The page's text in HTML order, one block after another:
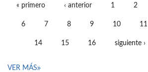
« primero ‹ anterior 1 2
6 7 8 9 10 11
14 15 16 siguiente ›
VER MÁS